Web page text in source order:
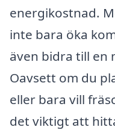
energikostnad.
inte bara öka
även bidra till en
Oavsett om du
eller bara vill
det viktigt att